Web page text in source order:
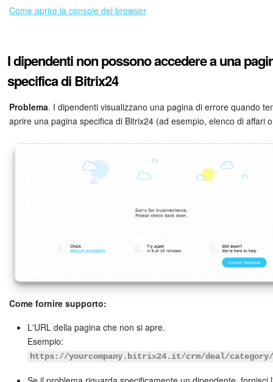
Come aprire la console del browser
I dipendenti non possono accedere a una
specifica di Bitrix24
Problema. I dipendenti visualizzano una pagina di errore quando
aprire una pagina specifica di Bitrix24 (ad esempio, elenco di affari
Come fornire supporto:
L'URL della pagina che non si apre.
Esempio:
https://yourcompany.bitrix24.it/crm/deal/